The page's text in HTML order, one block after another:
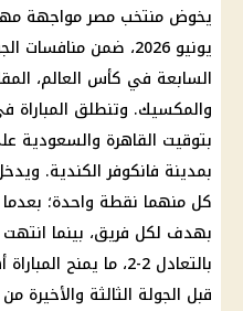
يونيو 2026، ضمن
السابعة في كأس العالم،
والمكسيك. وتنطلق المباراة
بتوقيت القاهرة
بمدينة فانكوفر الكندية.
كل منهما نقطة واحدة؛ بعدما
بهدف لكل فريق، بينما انتهت
بالتعادل 2-2، ما
قبل الجولة الثالثة والأخيرة